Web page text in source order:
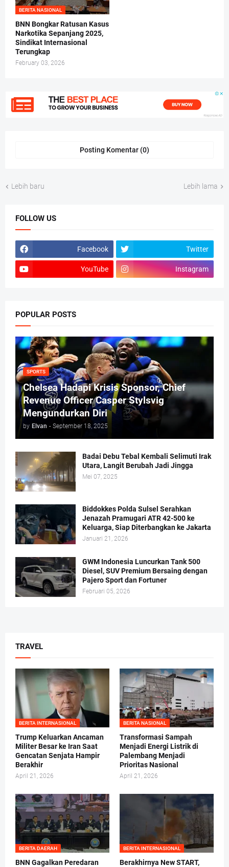
BERITA NASIONAL
BNN Bongkar Ratusan Kasus
Narkotika Sepanjang 2025,
Sindikat Internasional
Terungkap
February 03, 2026
Posting Komentar (0)
Lebih baru Lebih lama
FOLLOW US
Facebook Twitter
YouTube Instagram
POPULAR POSTS
SPORTS
Chelsea Hadapi Krisis Sponsor, Chief
Revenue Officer Casper Stylsvig
Mengundurkan Diri
by Elvan - September 18, 2025
Badai Debu Tebal Kembali Selimuti Irak
Utara, Langit Berubah Jadi Jingga
Mei 07, 2025
Biddokkes Polda Sulsel Serahkan
Jenazah Pramugari ATR 42-500 ke
Keluarga, Siap Diterbangkan ke Jakarta
Januari 21, 2026
GWM Indonesia Luncurkan Tank 500
Diesel, SUV Premium Bersaing dengan
Pajero Sport dan Fortuner
Februari 05, 2026
TRAVEL
BERITA INTERNASIONAL
Trump Keluarkan Ancaman
Militer Besar ke Iran Saat
Gencatan Senjata Hampir
Berakhir
April 21, 2026
BERITA NASIONAL
Transformasi Sampah
Menjadi Energi Listrik di
Palembang Menjadi
Prioritas Nasional
April 21, 2026
BERITA DAERAH
BNN Gagalkan Peredaran
BERITA INTERNASIONAL
Berakhirnya New START,